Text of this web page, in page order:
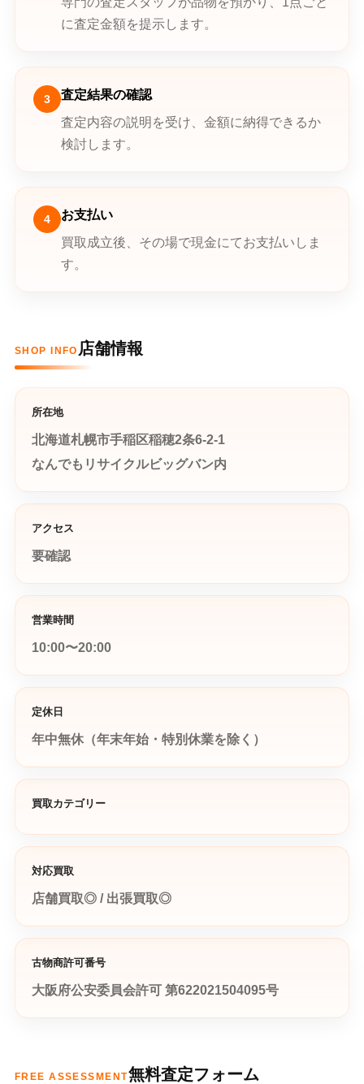
に査定金額を提示します。
3
査定結果の確認
査定内容の説明を受け、金額に納得できるか
検討します。
4
お支払い
買取成立後、その場で現金にてお支払いしま
す。
SHOP INFO 店舗情報
所在地
北海道札幌市手稲区稲穂2条6-2-1
なんでもリサイクルビッグバン内
アクセス
要確認
営業時間
10:00〜20:00
定休日
年中無休（年末年始・特別休業を除く）
買取カテゴリー
対応買取
店舗買取◎ / 出張買取◎
古物商許可番号
大阪府公安委員会許可 第622021504095号
FREE ASSESSMENT無料査定フォーム